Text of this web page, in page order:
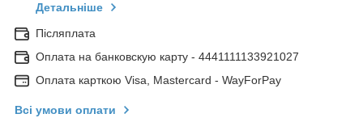
Детальніше
Післяплата
Оплата на банковскую карту - 4441111133921027
Оплата карткою Visa, Mastercard - WayForPay
Всі умови оплати